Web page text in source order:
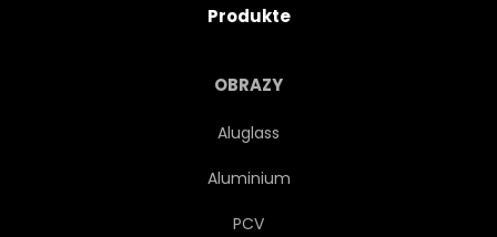
STADTLANDSCHAFT
Produkte
OBRAZY
Aluglass
Aluminium
PCV